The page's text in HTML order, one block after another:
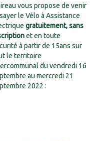
vous propose de venir
le Vélo à Assistance
gratuitement, sans
et en toute
à partir de 15ans sur
le territoire
du vendredi 16
au mercredi 21
2022 :